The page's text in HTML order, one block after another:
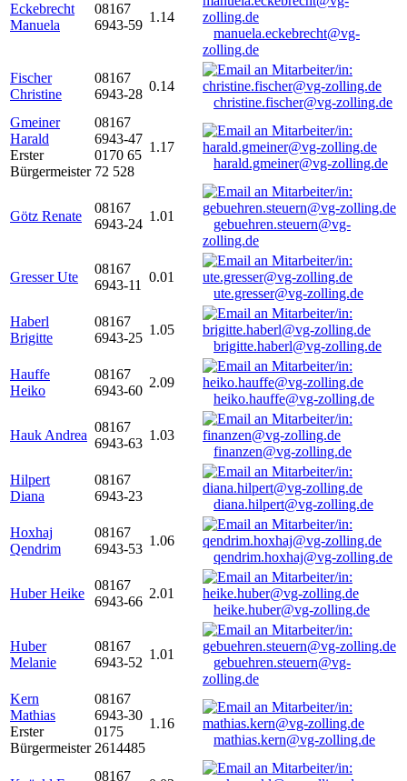
Eckebrecht
Manuela
08167
6943-59
1.14
manuela.eckebrecht@vg-
zolling.de
Fischer
Christine
08167
6943-28
0.14
christine.fischer@vg-zolling.de
Gmeiner
Harald
Erster
Bürgermeister
08167
6943-47
0170 65
72 528
1.17
harald.gmeiner@vg-zolling.de
Götz Renate
08167
6943-24
1.01
gebuehren.steuern@vg-
zolling.de
Gresser Ute
08167
6943-11
0.01
ute.gresser@vg-zolling.de
Haberl
Brigitte
08167
6943-25
1.05
brigitte.haberl@vg-zolling.de
Hauffe
Heiko
08167
6943-60
2.09
heiko.hauffe@vg-zolling.de
Hauk Andrea
08167
6943-63
1.03
finanzen@vg-zolling.de
Hilpert
Diana
08167
6943-23
diana.hilpert@vg-zolling.de
Hoxhaj
Qendrim
08167
6943-53
1.06
qendrim.hoxhaj@vg-zolling.de
Huber Heike
08167
6943-66
2.01
heike.huber@vg-zolling.de
Huber
Melanie
08167
6943-52
1.01
gebuehren.steuern@vg-
zolling.de
Kern
Mathias
Erster
Bürgermeister
08167
6943-30
0175
2614485
1.16
mathias.kern@vg-zolling.de
08167